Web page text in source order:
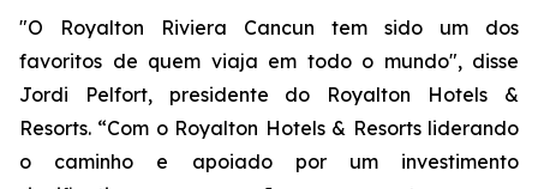
"O Royalton Riviera Cancun tem sido um dos
favoritos de quem viaja em todo o mundo", disse
Jordi Pelfort, presidente do Royalton Hotels &
Resorts. “Com o Royalton Hotels & Resorts liderando
o caminho e apoiado por um investimento